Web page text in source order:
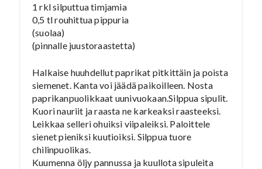
1 rkl silputtua timjamia
0,5 tl rouhittua pippuria
(suolaa)
(pinnalle juustoraastetta)
Halkaise huuhdellut paprikat pitkittäin ja poista
siemenet. Kanta voi jäädä paikoilleen. Nosta
paprikanpuolikkaat uunivuokaan.Silppua sipulit.
Kuori nauriit ja raasta ne karkeaksi raasteeksi.
Leikkaa selleri ohuiksi viipaleiksi. Paloittele
sienet pieniksi kuutioiksi. Silppua tuore
chilinpuolikas.
Kuumenna öljy pannussa ja kuullota sipuleita